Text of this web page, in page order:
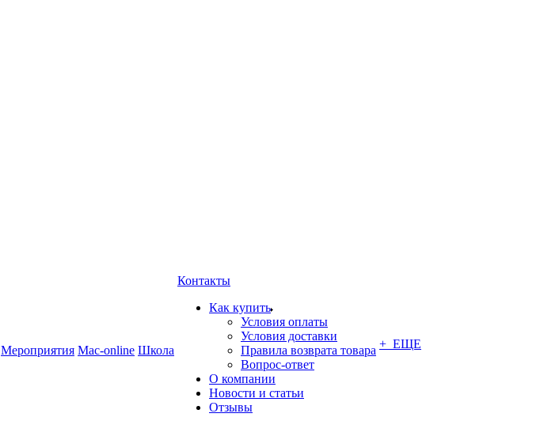
Мероприятия Mac-online Школа
Контакты
Как купить
Условия оплаты
Условия доставки
Правила возврата товара
Вопрос-ответ
О компании
Новости и статьи
Отзывы
+ ЕЩЕ